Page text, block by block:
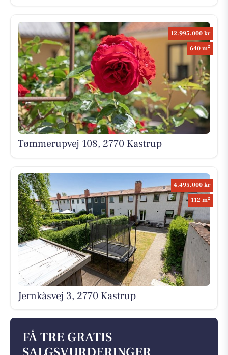
12.995.000 kr
640 m2
Tømmerupvej 108, 2770 Kastrup
4.495.000 kr
112 m2
Jernkåsvej 3, 2770 Kastrup
FÅ TRE GRATIS